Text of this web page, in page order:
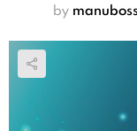
by